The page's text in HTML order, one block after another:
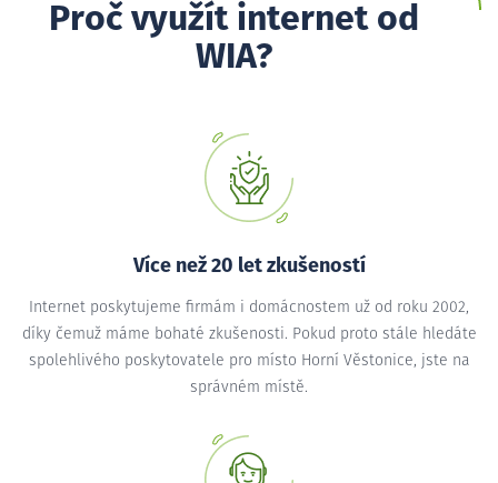
Proč využít internet od
WIA?
Více než 20 let zkušeností
Internet poskytujeme firmám i domácnostem už od roku 2002,
díky čemuž máme bohaté zkušenosti. Pokud proto stále hledáte
spolehlivého poskytovatele pro místo Horní Věstonice, jste na
správném místě.